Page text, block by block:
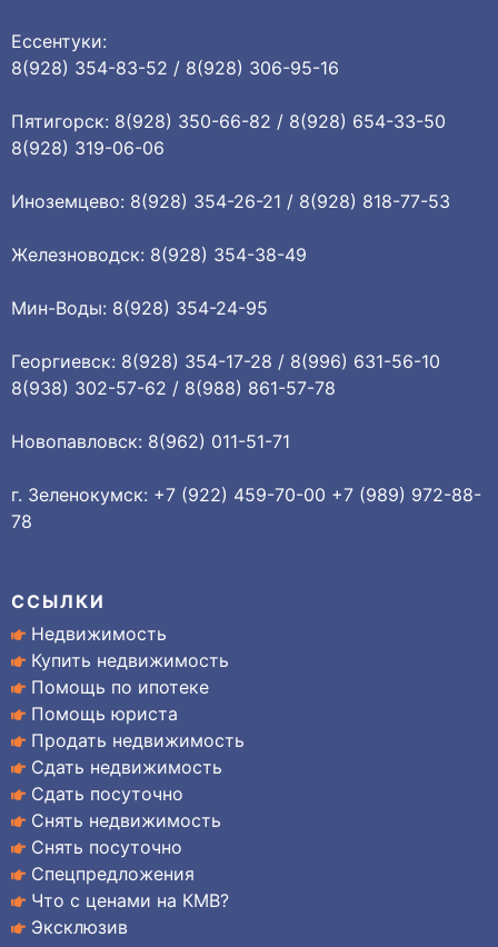
Ессентуки:
8(928) 354-83-52 / 8(928) 306-95-16
Пятигорск: 8(928) 350-66-82 / 8(928) 654-33-50
8(928) 319-06-06
Иноземцево: 8(928) 354-26-21 / 8(928) 818-77-53
Железноводск: 8(928) 354-38-49
Мин-Воды: 8(928) 354-24-95
Георгиевск: 8(928) 354-17-28 / 8(996) 631-56-10
8(938) 302-57-62 / 8(988) 861-57-78
Новопавловск: 8(962) 011-51-71
г. Зеленокумск: +7 (922) 459-70-00 +7 (989) 972-88-
78
ССЫЛКИ
Недвижимость
Купить недвижимость
Помощь по ипотеке
Помощь юриста
Продать недвижимость
Сдать недвижимость
Сдать посуточно
Снять недвижимость
Снять посуточно
Спецпредложения
Что с ценами на КМВ?
Эксклюзив